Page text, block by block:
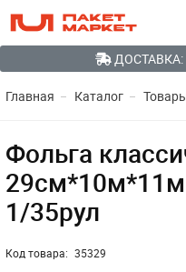
Главная Каталог
Фольга
1/35рул
Код товара: 35329